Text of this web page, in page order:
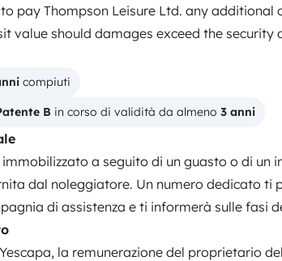
pay Thompson Leisure Ltd. any additional
value should damages exceed the security
compiuti
B in corso di validità da almeno 3 anni
immobilizzato a seguito di un guasto o di un
dal noleggiatore. Un numero dedicato ti
di assistenza e ti informerà sulle fasi
la remunerazione del proprietario
Altezza
1,9 m
Patente di guida